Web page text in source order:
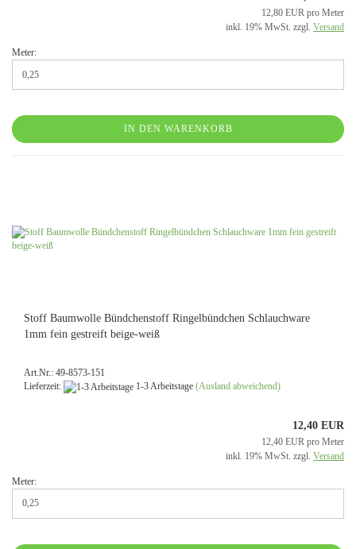
12,80 EUR pro Meter
inkl. 19% MwSt. zzgl. Versand
Meter:
IN DEN WARENKORB
Stoff Baumwolle Bündchenstoff Ringelbündchen Schlauchware
1mm fein gestreift beige-weiß
Art.Nr.: 49-8573-151
Lieferzeit:
1-3 Arbeitstage (Ausland abweichend)
12,40 EUR
12,40 EUR pro Meter
inkl. 19% MwSt. zzgl. Versand
Meter: